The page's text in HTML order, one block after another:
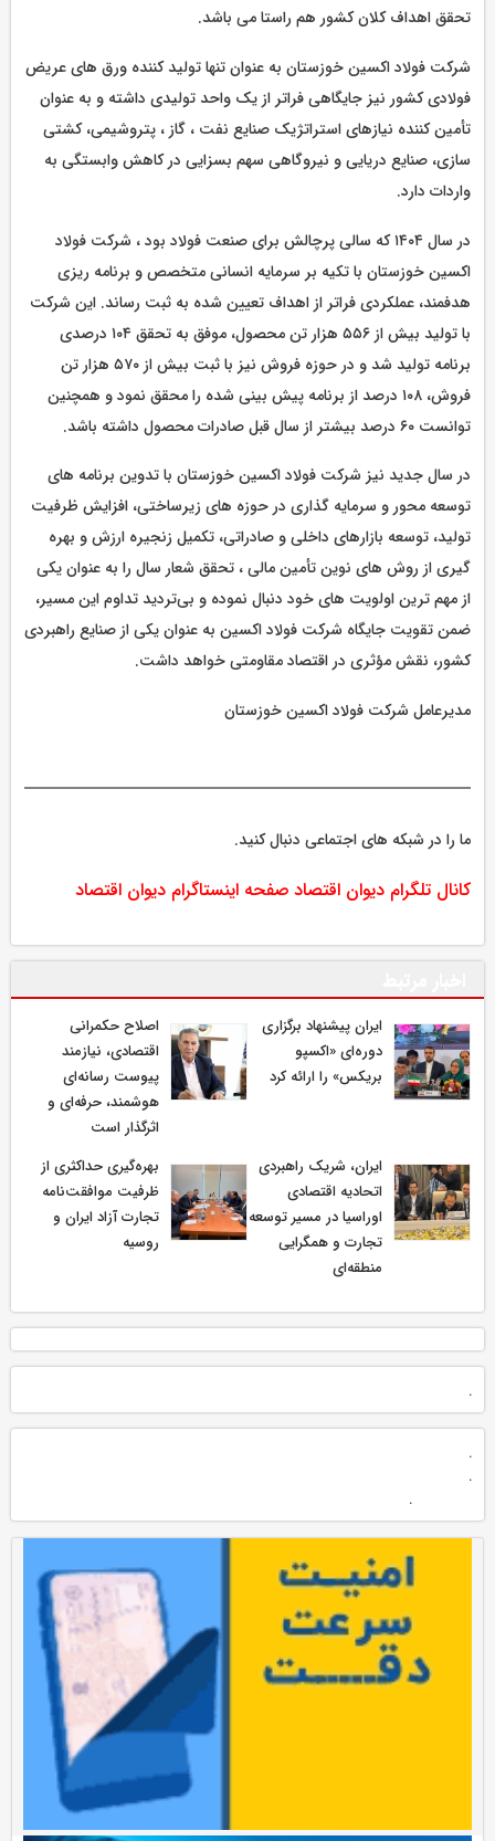
تحقق اهداف کلان کشور هم‌ راستا می باشد.
شرکت فولاد اکسین خوزستان به عنوان تنها تولید کننده ورق‌ های عریض
فولادی کشور نیز جایگاهی فراتر از یک واحد تولیدی داشته و به عنوان
تأمین کننده نیازهای استراتژیک صنایع نفت ، گاز ، پتروشیمی، کشتی‌
سازی، صنایع دریایی و نیروگاهی سهم بسزایی در کاهش وابستگی به
واردات دارد.
در سال ۱۴۰۴ که سالی پرچالش برای صنعت فولاد بود ، شرکت فولاد
اکسین خوزستان با تکیه بر سرمایه انسانی متخصص و برنامه‌ ریزی
هدفمند، عملکردی فراتر از اهداف تعیین‌ شده به ثبت رساند. این شرکت
با تولید بیش از ۵۵۶ هزار تن محصول، موفق به تحقق ۱۰۴ درصدی
برنامه تولید شد و در حوزه فروش نیز با ثبت بیش از ۵۷۰ هزار تن
فروش، ۱۰۸ درصد از برنامه پیش‌ بینی‌ شده را محقق نمود و همچنین
توانست ۶۰ درصد بیشتر از سال قبل صادرات محصول داشته باشد.
در سال جدید نیز شرکت فولاد اکسین خوزستان با تدوین برنامه‌ های
توسعه‌ محور و سرمایه‌ گذاری در حوزه‌ های زیرساختی، افزایش ظرفیت
تولید، توسعه بازارهای داخلی و صادراتی، تکمیل زنجیره ارزش و بهره‌
گیری از روش‌ های نوین تأمین مالی ، تحقق شعار سال را به عنوان یکی
از مهم‌ ترین اولویت‌ های خود دنبال نموده و بی‌تردید تداوم این مسیر،
ضمن تقویت جایگاه شرکت فولاد اکسین به عنوان یکی از صنایع راهبردی
کشور، نقش مؤثری در اقتصاد مقاومتی خواهد داشت.
مدیرعامل شرکت فولاد اکسین خوزستان
ما را در شبکه های اجتماعی دنبال کنید.
کانال تلگرام دیوان اقتصاد صفحه اینستاگرام دیوان اقتصاد
ایران پیشنهاد برگزاری
دوره‌ای «اکسپو
بریکس» را ارائه کرد
اصلاح حکمرانی
اقتصادی، نیازمند
پیوست رسانه‌ای
هوشمند، حرفه‌ای و
اثرگذار است
ایران، شریک راهبردی
اتحادیه اقتصادی
اوراسیا در مسیر توسعه
تجارت و همگرایی
منطقه‌ای
بهره‌گیری حداکثری از
ظرفیت موافقت‌نامه
تجارت آزاد ایران و
روسیه
.
.
.
.